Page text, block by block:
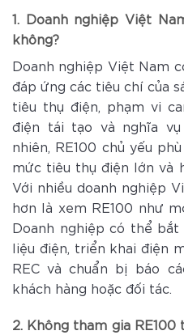
1. Doanh nghiệp Việt
không?
Doanh nghiệp Việt Nam
đáp ứng các tiêu chí của
tiêu thụ điện, phạm vi
điện tái tạo và nghĩa
nhiên, RE100 chủ yếu
mức tiêu thụ điện lớn và
Với nhiều doanh nghiệp
hơn là xem RE100 như
Doanh nghiệp có thể
liệu điện, triển khai điện
REC và chuẩn bị báo
khách hàng hoặc đối tác.
2. Không tham gia